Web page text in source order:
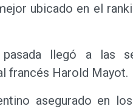
ubicado en el
pasada llegó a las
francés Harold Mayot.
asegurado en